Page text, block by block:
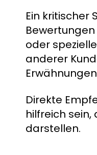
Ein kritischer
oder
anderer
Direkte
hilfreich
darstellen.